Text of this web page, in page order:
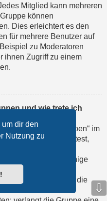
dir den
Nutzung zu
Mitglied kann mehreren
können
Dies erleichtert es den
für mehrere Benutzer auf
zu Moderatoren
ihnen Zugriff zu einem
und wie trete ich
unter „Benutzergruppen“ im
einer beitreten möchtest,
Schaltfläche
allgemein offen. Einige
versteckt. Wenn die
⇩